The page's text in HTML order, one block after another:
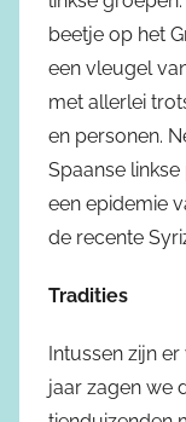
beetje op het
een vleugel
met allerlei
en personen.
Spaanse
een epidemie
de recente
Tradities
Intussen zijn
jaar zagen we